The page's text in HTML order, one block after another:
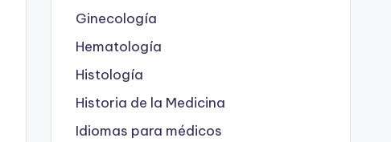
Ginecología
Hematología
Histología
Historia de la Medicina
Idiomas para médicos